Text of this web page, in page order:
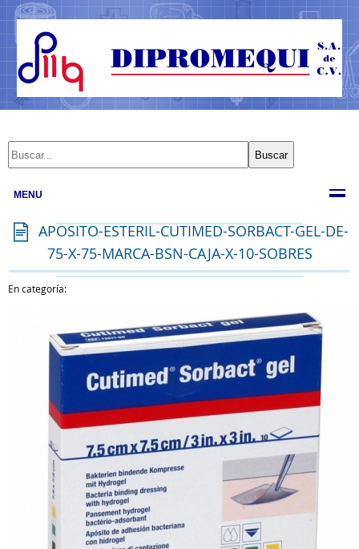
MENU
APOSITO-ESTERIL-CUTIMED-SORBACT-GEL-DE-
75-X-75-MARCA-BSN-CAJA-X-10-SOBRES
En categoría: